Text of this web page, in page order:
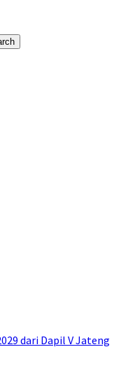
dari Dapil V Jateng